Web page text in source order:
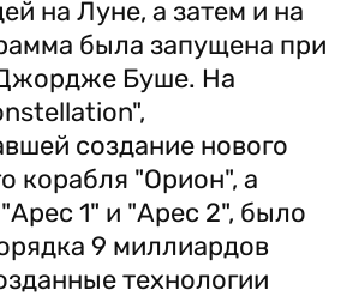
на Луне, а затем и на
была запущена при
Буше. На
создание нового
корабля "Орион", а
1" и "Арес 2", было
9 миллиардов
технологии